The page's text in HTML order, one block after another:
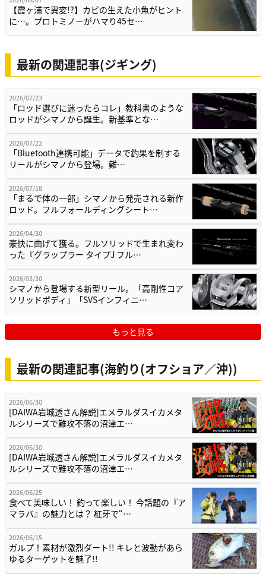
【霞ヶ浦で異変!?】カビの生えた小魚がヒント
に…。プロトミノーがハマり45セ…
最新の関連記事(ジギング)
2026/07/23
「ロッド選びに迷ったらコレ」教科書のような
ロッドがシマノから誕生。新基準とな…
2026/07/22
「Bluetooth連携可能」データで釣果を制する
リールがシマノから登場。難…
2026/07/18
「まるで体の一部」シマノから発売される新作
ロッド。フルフォールディングシート…
2026/04/30
豪快に曲げて獲る。フルソリッドで生まれ変わ
った『グラップラー タイプJ フル…
2026/03/30
シマノから登場する新型リール。「高剛性コア
ソリッドボディ」「SVSインフィニ…
もっと見る
最新の関連記事(海釣り(オフショア／沖))
2026/06/30
[DAIWA岩城透さん解説]エメラルダスイカメタ
ルシリーズで難攻不落の沼津エ…
2026/06/30
[DAIWA岩城透さん解説]エメラルダスイカメタ
ルシリーズで難攻不落の沼津エ…
2026/06/25
食べて美味しい！ 釣って楽しい！ 今話題の『ア
マラバ』の魅力とは？ 紅牙で“…
2026/06/15
ガルプ！素材が激烈ダート!! キレと波動があら
ゆるターゲットを魅了!!